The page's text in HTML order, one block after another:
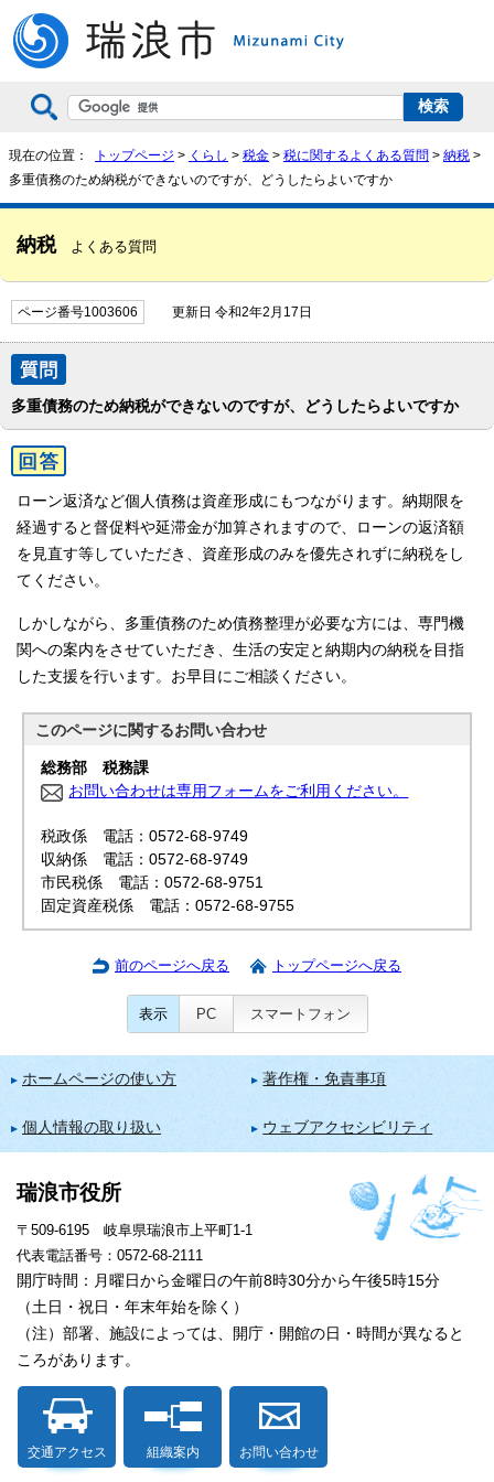
現在の位置： トップページ > くらし > 税金 > 税に関するよくある質問 > 納税 >
多重債務のため納税ができないのですが、どうしたらよいですか
納税よくある質問
ページ番号1003606 更新日 令和2年2月17日
多重債務のため納税ができないのですが、どうしたらよいですか
ローン返済など個人債務は資産形成にもつながります。納期限を
経過すると督促料や延滞金が加算されますので、ローンの返済額
を見直す等していただき、資産形成のみを優先されずに納税をし
てください。
しかしながら、多重債務のため債務整理が必要な方には、専門機
関への案内をさせていただき、生活の安定と納期内の納税を目指
した支援を行います。お早目にご相談ください。
このページに関するお問い合わせ
総務部 税務課
お問い合わせは専用フォームをご利用ください。
税政係 電話：0572-68-9749
収納係 電話：0572-68-9749
市民税係 電話：0572-68-9751
固定資産税係 電話：0572-68-9755
前のページへ戻る トップページへ戻る
表示 PC スマートフォン
ホームページの使い方 著作権・免責事項
個人情報の取り扱い ウェブアクセシビリティ
瑞浪市役所
〒509-6195 岐阜県瑞浪市上平町1-1
代表電話番号：0572-68-2111
開庁時間：月曜日から金曜日の午前8時30分から午後5時15分
（土日・祝日・年末年始を除く）
（注）部署、施設によっては、開庁・開館の日・時間が異なると
ころがあります。
交通アクセス 組織案内 お問い合わせ